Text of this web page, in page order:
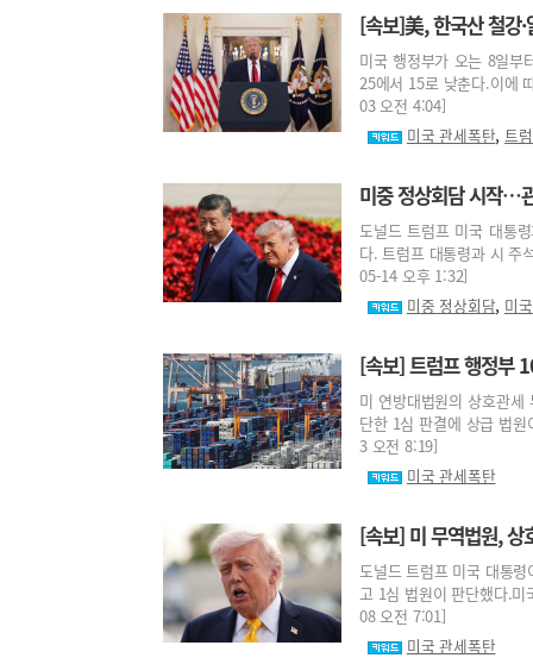
[속보]美, 한국산 철강
미국 행정부가 오는 8일부
25에서 15로 낮춘다.이에
03 오전 4:04]
미국 관세폭탄,트
미중 정상회담 시작…
도널드 트럼프 미국 대통
다. 트럼프 대통령과 시
05-14 오후 1:32]
미중 정상회담, 미
[속보] 트럼프 행정부
미 연방대법원의 상호관
단한 1심 판결에 상급 법
3 오전 8:19]
미국 관세폭탄
[속보] 미 무역법원,
도널드 트럼프 미국 대통
고 1심 법원이 판단했다.
08 오전 7:01]
미국 관세폭탄